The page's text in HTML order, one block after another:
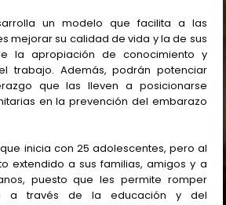
un modelo que facilita a las
mejorar su calidad de vida y la de sus
la apropiación de conocimiento y
trabajo. Además, podrán potenciar
que las lleven a posicionarse
en la prevención del embarazo
inicia con 25 adolescentes, pero al
extendido a sus familias, amigos y a
puesto que les permite romper
a través de la educación y del